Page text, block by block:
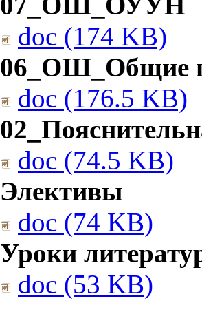
doc (174 KB)
06_ОШ_Общие
doc (176.5 KB)
doc (74.5 KB)
Элективы
doc (74 KB)
Уроки
doc (53 KB)